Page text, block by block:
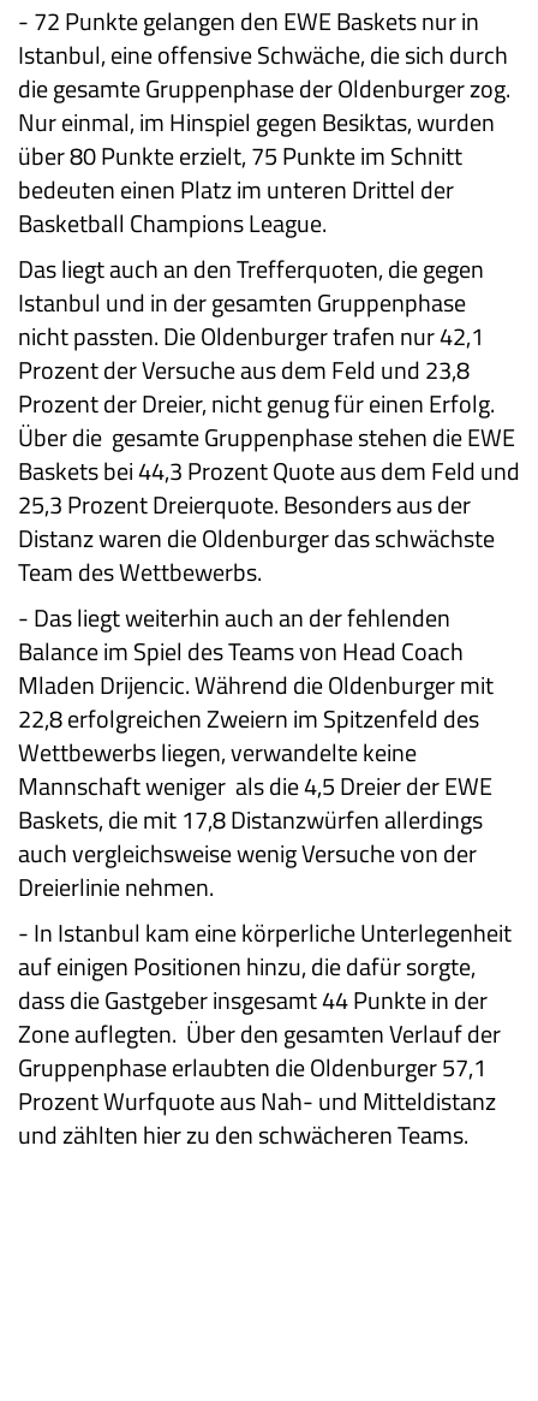
-72 Punkte gelangen den EWE Baskets nur in
Istanbul, eine offensive Schwäche, die sich durch
die gesamte Gruppenphase der Oldenburger zog.
Nur einmal, im Hinspiel gegen Besiktas, wurden
über 80 Punkte erzielt, 75 Punkte im Schnitt
bedeuten einen Platz im unteren Drittel der
Basketball Champions League.
Das liegt auch an den Trefferquoten, die gegen
Istanbul und in der gesamten Gruppenphase
nicht passten. Die Oldenburger trafen nur 42,1
Prozent der Versuche aus dem Feld und 23,8
Prozent der Dreier, nicht genug für einen Erfolg.
Über die gesamte Gruppenphase stehen die EWE
Baskets bei 44,3 Prozent Quote aus dem Feld und
25,3 Prozent Dreierquote. Besonders aus der
Distanz waren die Oldenburger das schwächste
Team des Wettbewerbs.
-Das liegt weiterhin auch an der fehlenden
Balance im Spiel des Teams von Head Coach
Mladen Drijencic. Während die Oldenburger mit
22,8 erfolgreichen Zweiern im Spitzenfeld des
Wettbewerbs liegen, verwandelte keine
Mannschaft weniger als die 4,5 Dreier der EWE
Baskets, die mit 17,8 Distanzwürfen allerdings
auch vergleichsweise wenig Versuche von der
Dreierlinie nehmen.
-In Istanbul kam eine körperliche Unterlegenheit
auf einigen Positionen hinzu, die dafür sorgte,
dass die Gastgeber insgesamt 44 Punkte in der
Zone auflegten. Über den gesamten Verlauf der
Gruppenphase erlaubten die Oldenburger 57,1
Prozent Wurfquote aus Nah- und Mitteldistanz
und zählten hier zu den schwächeren Teams.